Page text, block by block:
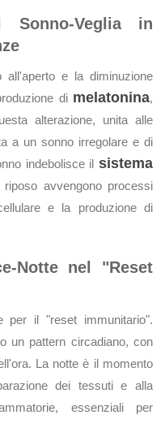
Sonno-Veglia in
all'aperto e la diminuzione
di melatonina,
alterazione, unita alle
a un sonno irregolare e di
indebolisce il sistema
avvengono processi
e la produzione di
Notte nel "Reset
per il "reset immunitario".
un pattern circadiano, con
La notte è il momento
dei tessuti e alla
essenziali per